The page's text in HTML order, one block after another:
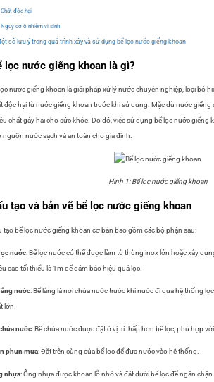
Chất độc hại
Nguy cơ ô nhiễm vi sinh
số lưu ý trong quá trình xây và sử dụng bể lọc nước giếng khoan
lọc nước giếng khoan là gì?
nước giếng khoan là giải pháp xử lý nước chuyên nghiệp, loại bỏ
độc hại từ nước giếng khoan trước khi sử dụng. Mặc dù nước
chất gây hại cho sức khỏe. Do đó, việc sử dụng bể lọc nước giếng
nguồn nước sạch và an toàn cho gia đình.
Hình 1: Bể lọc nước giếng khoan
tạo và bản vẽ bể lọc nước giếng khoan
tạo bể lọc nước giếng khoan cơ bản bao gồm các bộ phận sau:
nước: Bể lọc nước có thể được làm từ thùng inox lớn hoặc xây
cao tối thiểu là 1m để đảm bảo hiệu quả lọc.
nước: Bể lắng là nơi chứa nước trước khi nước đi qua hệ thống
lớn.
nước: Bể chứa nước được đặt ở vị trí thấp hơn bể lọc, phù hợp
phun mưa: Đặt trên cùng của bể lọc để đưa nước vào hệ thống.
nhựa: Ống nhựa được khoan lỗ nhỏ và đặt dưới bể lọc để ngăn chặn